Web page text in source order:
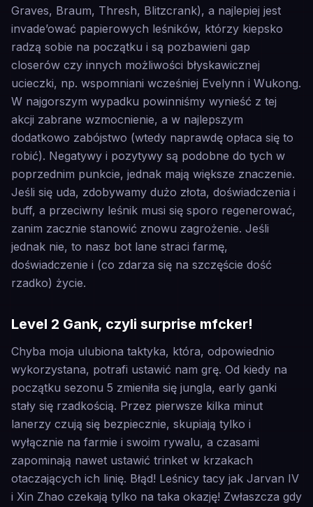
Graves, Braum, Thresh, Blitzcrank), a najlepiej jest
invade’ować papierowych leśników, którzy kiepsko
radzą sobie na początku i są pozbawieni gap
closerów czy innych możliwości błyskawicznej
ucieczki, np. wspomniani wcześniej Evelynn i Wukong.
W najgorszym wypadku powinniśmy wynieść z tej
akcji zabrane wzmocnienie, a w najlepszym
dodatkowo zabójstwo (wtedy naprawdę opłaca się to
robić). Negatywy i pozytywy są podobne do tych w
poprzednim punkcie, jednak mają większe znaczenie.
Jeśli się uda, zdobywamy dużo złota, doświadczenia i
buff, a przeciwny leśnik musi się sporo regenerować,
zanim zacznie stanowić znowu zagrożenie. Jeśli
jednak nie, to nasz bot lane straci farmę,
doświadczenie i (co zdarza się na szczęście dość
rzadko) życie.
Level 2 Gank, czyli surprise mfcker!
Chyba moja ulubiona taktyka, która, odpowiednio
wykorzystana, potrafi ustawić nam grę. Od kiedy na
początku sezonu 5 zmieniła się jungla, early ganki
stały się rzadkością. Przez pierwsze kilka minut
lanerzy czują się bezpiecznie, skupiają tylko i
wyłącznie na farmie i swoim rywalu, a czasami
zapominają nawet ustawić trinket w krzakach
otaczających ich linię. Błąd! Leśnicy tacy jak Jarvan IV
i Xin Zhao czekają tylko na taka okazję! Zwłaszcza gdy